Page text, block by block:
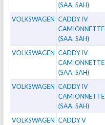
(SAA. SAH)
VOLKSWAGEN CADDY IV
CAMIONNETTE
(SAA. SAH)
VOLKSWAGEN CADDY IV
CAMIONNETTE
(SAA. SAH)
VOLKSWAGEN CADDY IV
CAMIONNETTE
(SAA. SAH)
VOLKSWAGEN CADDY V